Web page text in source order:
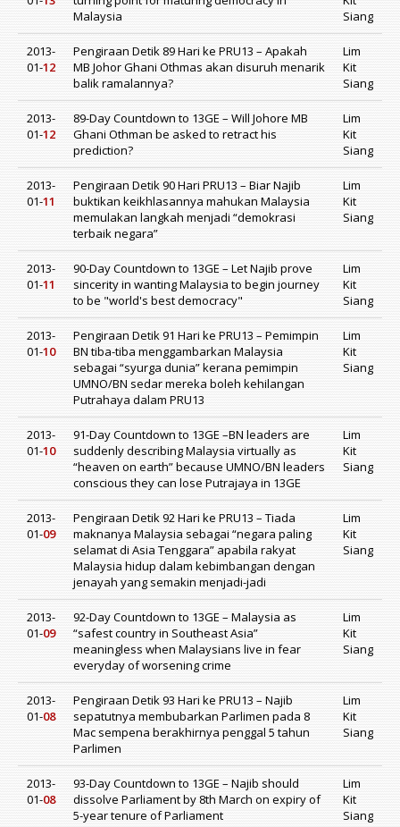
Malaysia
Siang
2013-
01-12
Pengiraan Detik 89 Hari ke PRU13 – Apakah
MB Johor Ghani Othmas akan disuruh menarik
balik ramalannya?
Lim
Kit
Siang
2013-
01-12
89-Day Countdown to 13GE – Will Johore MB
Ghani Othman be asked to retract his
prediction?
Lim
Kit
Siang
2013-
01-11
Pengiraan Detik 90 Hari PRU13 – Biar Najib
buktikan keikhlasannya mahukan Malaysia
memulakan langkah menjadi “demokrasi
terbaik negara”
Lim
Kit
Siang
2013-
01-11
90-Day Countdown to 13GE – Let Najib prove
sincerity in wanting Malaysia to begin journey
to be "world's best democracy"
Lim
Kit
Siang
2013-
01-10
Pengiraan Detik 91 Hari ke PRU13 – Pemimpin
BN tiba-tiba menggambarkan Malaysia
sebagai “syurga dunia” kerana pemimpin
UMNO/BN sedar mereka boleh kehilangan
Putrahaya dalam PRU13
Lim
Kit
Siang
2013-
01-10
91-Day Countdown to 13GE –BN leaders are
suddenly describing Malaysia virtually as
“heaven on earth” because UMNO/BN leaders
conscious they can lose Putrajaya in 13GE
Lim
Kit
Siang
2013-
01-09
Pengiraan Detik 92 Hari ke PRU13 – Tiada
maknanya Malaysia sebagai “negara paling
selamat di Asia Tenggara” apabila rakyat
Malaysia hidup dalam kebimbangan dengan
jenayah yang semakin menjadi-jadi
Lim
Kit
Siang
2013-
01-09
92-Day Countdown to 13GE – Malaysia as
“safest country in Southeast Asia”
meaningless when Malaysians live in fear
everyday of worsening crime
Lim
Kit
Siang
2013-
01-08
Pengiraan Detik 93 Hari ke PRU13 – Najib
sepatutnya membubarkan Parlimen pada 8
Mac sempena berakhirnya penggal 5 tahun
Parlimen
Lim
Kit
Siang
2013-
01-08
93-Day Countdown to 13GE – Najib should
dissolve Parliament by 8th March on expiry of
5-year tenure of Parliament
Lim
Kit
Siang